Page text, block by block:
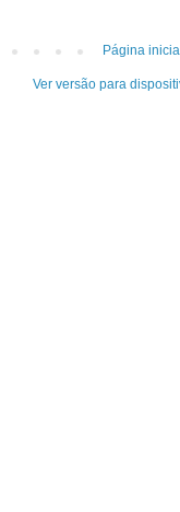
Página
Ver versão para